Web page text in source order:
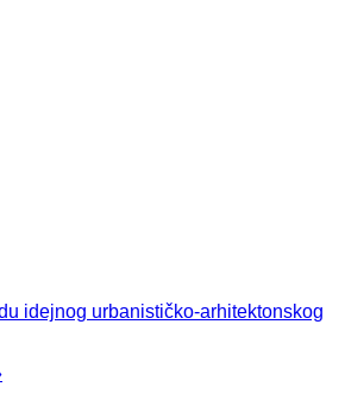
idejnog urbanističko-arhitektonskog